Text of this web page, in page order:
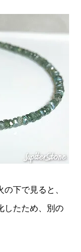
下で見ると、
したため、別の